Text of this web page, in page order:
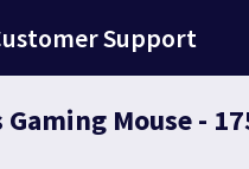
Support
Gaming Mouse -